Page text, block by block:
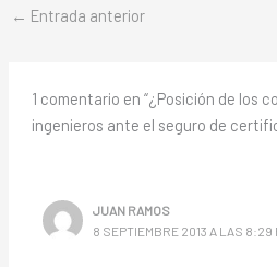
← Entrada anterior
1 comentario en “¿Posición de los
ingenieros ante el seguro de
JUAN RAMOS
8 SEPTIEMBRE 2013 A LAS 8:29